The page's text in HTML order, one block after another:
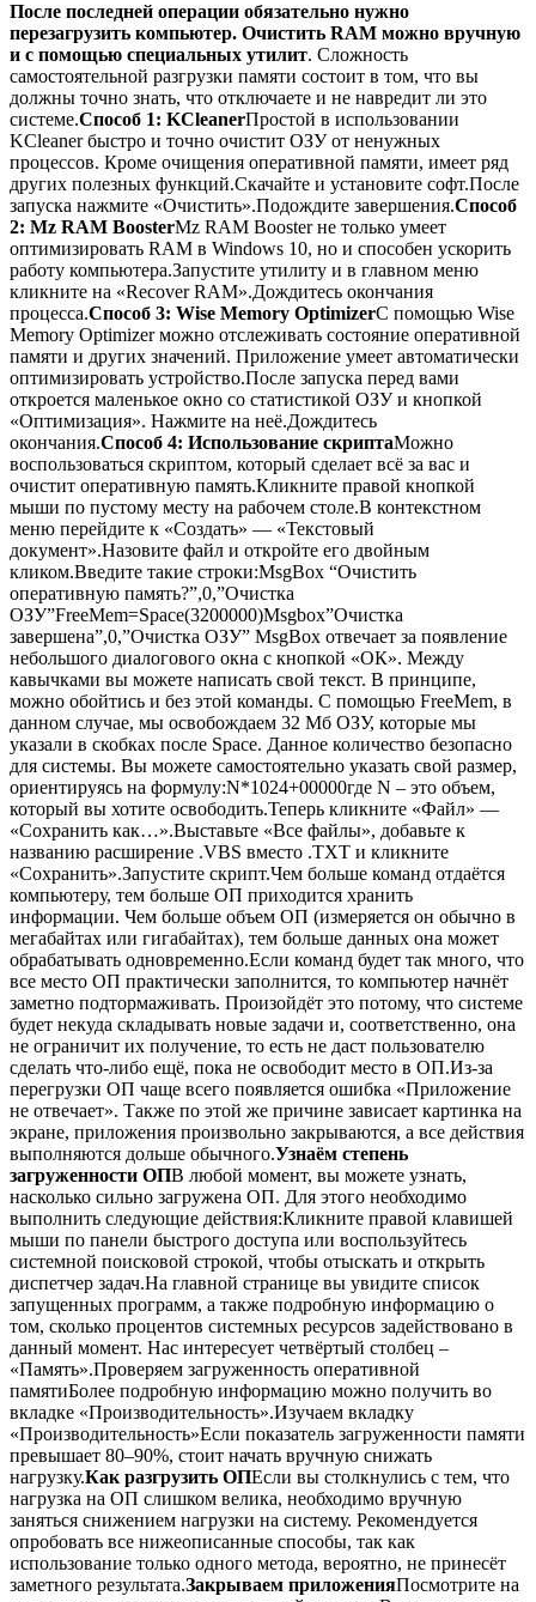
После последней операции обязательно нужно
перезагрузить компьютер. Очистить RAM можно вручную
и с помощью специальных утилит. Сложность
самостоятельной разгрузки памяти состоит в том, что вы
должны точно знать, что отключаете и не навредит ли это
системе.Способ 1: KCleanerПростой в использовании
KCleaner быстро и точно очистит ОЗУ от ненужных
процессов. Кроме очищения оперативной памяти, имеет ряд
других полезных функций.Скачайте и установите софт.После
запуска нажмите «Очистить».Подождите завершения.Способ
2: Mz RAM BoosterMz RAM Booster не только умеет
оптимизировать RAM в Windows 10, но и способен ускорить
работу компьютера.Запустите утилиту и в главном меню
кликните на «Recover RAM».Дождитесь окончания
процесса.Способ 3: Wise Memory OptimizerС помощью Wise
Memory Optimizer можно отслеживать состояние оперативной
памяти и других значений. Приложение умеет автоматически
оптимизировать устройство.После запуска перед вами
откроется маленькое окно со статистикой ОЗУ и кнопкой
«Оптимизация». Нажмите на неё.Дождитесь
окончания.Способ 4: Использование скриптаМожно
воспользоваться скриптом, который сделает всё за вас и
очистит оперативную память.Кликните правой кнопкой
мыши по пустому месту на рабочем столе.В контекстном
меню перейдите к «Создать» — «Текстовый
документ».Назовите файл и откройте его двойным
кликом.Введите такие строки:MsgBox “Очистить
оперативную память?”,0,”Очистка
ОЗУ”FreeMem=Space(3200000)Msgbox”Очистка
завершена”,0,”Очистка ОЗУ” MsgBox отвечает за появление
небольшого диалогового окна с кнопкой «ОК». Между
кавычками вы можете написать свой текст. В принципе,
можно обойтись и без этой команды. С помощью FreeMem, в
данном случае, мы освобождаем 32 Мб ОЗУ, которые мы
указали в скобках после Space. Данное количество безопасно
для системы. Вы можете самостоятельно указать свой размер,
ориентируясь на формулу:N*1024+00000где N – это объем,
который вы хотите освободить.Теперь кликните «Файл» —
«Сохранить как…».Выставьте «Все файлы», добавьте к
названию расширение .VBS вместо .TXT и кликните
«Сохранить».Запустите скрипт.Чем больше команд отдаётся
компьютеру, тем больше ОП приходится хранить
информации. Чем больше объем ОП (измеряется он обычно в
мегабайтах или гигабайтах), тем больше данных она может
обрабатывать одновременно.Если команд будет так много, что
все место ОП практически заполнится, то компьютер начнёт
заметно подтормаживать. Произойдёт это потому, что системе
будет некуда складывать новые задачи и, соответственно, она
не ограничит их получение, то есть не даст пользователю
сделать что-либо ещё, пока не освободит место в ОП.Из-за
перегрузки ОП чаще всего появляется ошибка «Приложение
не отвечает». Также по этой же причине зависает картинка на
экране, приложения произвольно закрываются, а все действия
выполняются дольше обычного.Узнаём степень
загруженности ОПВ любой момент, вы можете узнать,
насколько сильно загружена ОП. Для этого необходимо
выполнить следующие действия:Кликните правой клавишей
мыши по панели быстрого доступа или воспользуйтесь
системной поисковой строкой, чтобы отыскать и открыть
диспетчер задач.На главной странице вы увидите список
запущенных программ, а также подробную информацию о
том, сколько процентов системных ресурсов задействовано в
данный момент. Нас интересует четвёртый столбец –
«Память».Проверяем загруженность оперативной
памятиБолее подробную информацию можно получить во
вкладке «Производительность».Изучаем вкладку
«Производительность»Если показатель загруженности памяти
превышает 80–90%, стоит начать вручную снижать
нагрузку.Как разгрузить ОПЕсли вы столкнулись с тем, что
нагрузка на ОП слишком велика, необходимо вручную
заняться снижением нагрузки на систему. Рекомендуется
опробовать все нижеописанные способы, так как
использование только одного метода, вероятно, не принесёт
заметного результата.Закрываем приложенияПосмотрите на